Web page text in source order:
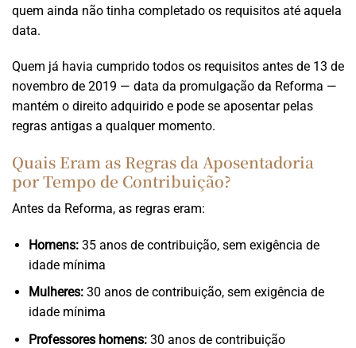
quem ainda não tinha completado os requisitos até aquela
data.
Quem já havia cumprido todos os requisitos antes de 13 de
novembro de 2019 — data da promulgação da Reforma —
mantém o direito adquirido e pode se aposentar pelas
regras antigas a qualquer momento.
Quais Eram as Regras da Aposentadoria
por Tempo de Contribuição?
Antes da Reforma, as regras eram:
Homens:35 anos de contribuição, sem exigência de
idade mínima
Mulheres:30 anos de contribuição, sem exigência de
idade mínima
Professores homens:30 anos de contribuição